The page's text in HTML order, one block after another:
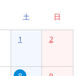
土 日
1 2